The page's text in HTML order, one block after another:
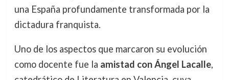
una España profundamente transformada por la
dictadura franquista.
Uno de los aspectos que marcaron su evolución
como docente fue la amistad con Ángel Lacalle,